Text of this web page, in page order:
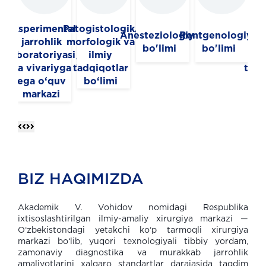
Eksperimental
jarrohlik
laboratoriyasi
va vivariyga
ega o‘quv
markazi
Patogistologik,
morfologik va
ilmiy
tadqiqotlar
bo‘limi
Anesteziologiya
bo'limi
Rentgenologiya
bo'limi
BIZ HAQIMIZDA
Akademik V. Vohidov nomidagi Respublika
ixtisoslashtirilgan ilmiy-amaliy xirurgiya markazi —
O‘zbekistondagi yetakchi ko‘p tarmoqli xirurgiya
markazi bo‘lib, yuqori texnologiyali tibbiy yordam,
zamonaviy diagnostika va murakkab jarrohlik
amaliyotlarini xalqaro standartlar darajasida taqdim